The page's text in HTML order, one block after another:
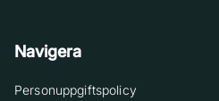
Navigera
Personuppgiftspolicy